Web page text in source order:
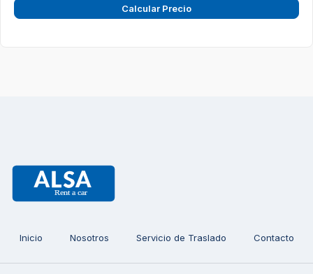
Calcular Precio
Inicio Nosotros Servicio de Traslado Contacto